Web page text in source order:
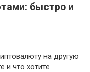
быстро и
на другую
и что хотите